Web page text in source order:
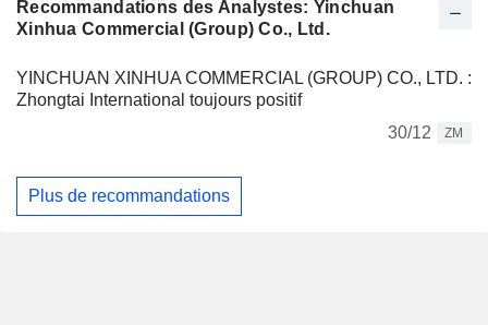
Recommandations des Analystes: Yinchuan
Xinhua Commercial (Group) Co., Ltd.
YINCHUAN XINHUA COMMERCIAL (GROUP) CO., LTD. :
Zhongtai International toujours positif
30/12
ZM
Plus de recommandations